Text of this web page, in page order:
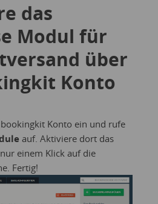
das
Modul für
über
Konto
Konto ein und rufe
auf. Aktiviere dort das
einem Klick auf die
Fertig!